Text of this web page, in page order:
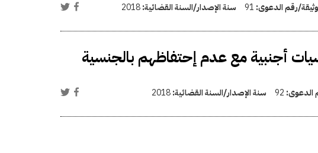
رقم الدعوى: 91 سنة الإصدار/السنة القضائية:2018
أجنبية مع عدم إحتفاظهم بالجنسية
الدعوى: 92 سنة الإصدار/السنة القضائية:2018